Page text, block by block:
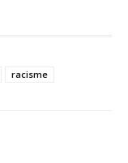
racisme